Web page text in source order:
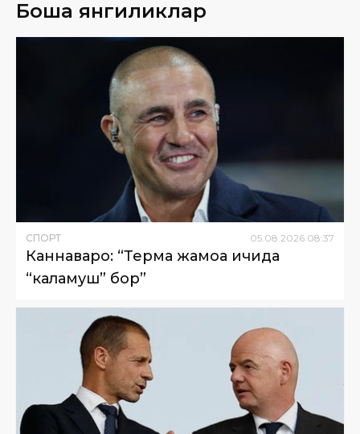
Бошқа янгиликлар
СПОРТ 05 08 2026 08:37
Каннаваро: “Терма жамоа ичида
“каламуш” бор”